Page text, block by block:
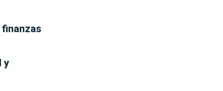
y